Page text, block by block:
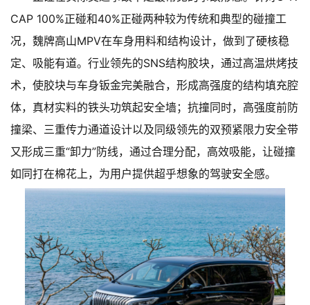
CAP 100%正碰和40%正碰两种较为传统和典型的碰撞工
况，魏牌高山MPV在车身用料和结构设计，做到了硬核稳
定、吸能有道。行业领先的SNS结构胶块，通过高温烘烤技
术，使胶块与车身钣金完美融合，形成高强度的结构填充腔
体，真材实料的铁头功筑起安全墙；抗撞同时，高强度前防
撞梁、三重传力通道设计以及同级领先的双预紧限力安全带
又形成三重“卸力”防线，通过合理分配，高效吸能，让碰撞
如同打在棉花上，为用户提供超乎想象的驾驶安全感。